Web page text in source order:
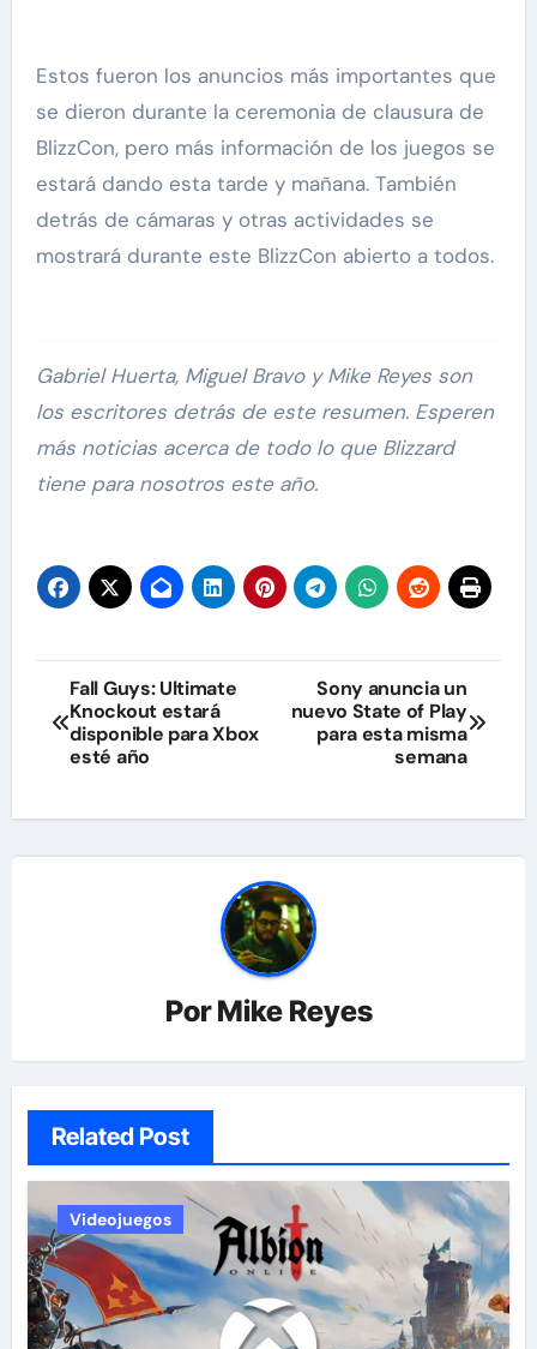
Estos fueron los anuncios más importantes que
se dieron durante la ceremonia de clausura de
BlizzCon, pero más información de los juegos se
estará dando esta tarde y mañana. También
detrás de cámaras y otras actividades se
mostrará durante este BlizzCon abierto a todos.
Gabriel Huerta, Miguel Bravo y Mike Reyes son
los escritores detrás de este resumen. Esperen
más noticias acerca de todo lo que Blizzard
tiene para nosotros este año.
Navegación
de
Fall Guys: Ultimate
Knockout estará
disponible para Xbox
esté año
Sony anuncia un
nuevo State of Play
para esta misma
semana
PorMike Reyes
Related Post
Videojuegos